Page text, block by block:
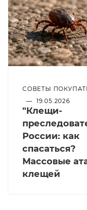
СОВЕТЫ
— 19.05.2026
"Клещи-
России: как
спасаться?
Массовые
клещей